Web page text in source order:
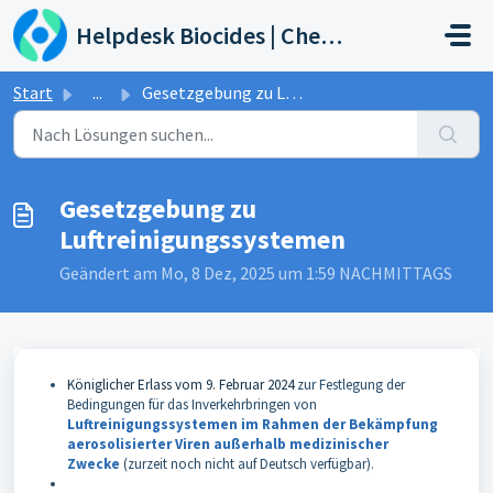
Zum hauptsächlichen Inhalt gehen
Helpdesk Biocides | Chemicals | Products
Start ... Gesetzgebung zu Luftreinigungssystemen
Gesetzgebung zu
Luftreinigungssystemen
Geändert am Mo, 8 Dez, 2025 um 1:59 NACHMITTAGS
Königlicher Erlass vom 9. Februar 2024zur Festlegung der
Bedingungen für das Inverkehrbringen von
Luftreinigungssystemen im Rahmen der Bekämpfung
aerosolisierter Viren außerhalb medizinischer
Zwecke (zurzeit noch nicht auf Deutsch verfügbar).